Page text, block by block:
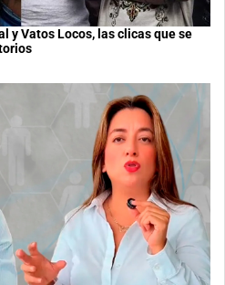
y Vatos Locos, las clicas que se